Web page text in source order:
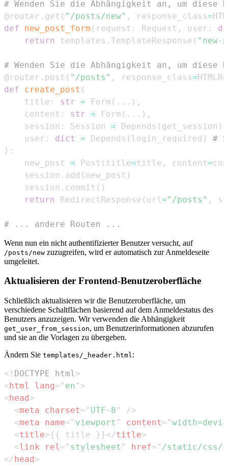
# Wenden Sie die Abhängigkeit an, um diese
@router . get ( "/posts/new" , response_class=
def
new_post_form ( request : Request , user :
return
templates . TemplateResponse ( "new-
# Wenden Sie die Abhängigkeit an, um diese
@router . post ( "/posts" , response_class=
def
create_post (
    title
: str = Form ( . . . ) ,
    content
: str = Form ( . . . ) ,
    session
: Session = Depends ( get_session )
    user
: dict = Depends ( login_required )
#
) :
    new_post
= Post ( title=title , content=
    session
. add ( new_post )
    session
. commit ( )
return
RedirectResponse ( url ="/posts" ,
# ... andere Routen ...
Wenn nun ein nicht authentifizierter Benutzer versucht, auf
/posts/new zuzugreifen, wird er automatisch zur Anmeldeseite
umgeleitet.
Aktualisieren der Frontend-Benutzeroberfläche
Schließlich aktualisieren wir die Benutzeroberfläche, um
verschiedene Schaltflächen basierend auf dem Anmeldestatus des
Benutzers anzuzeigen. Wir verwenden die Abhängigkeit
get_user_from_session, um Benutzerinformationen abzurufen
und sie an die Vorlagen zu übergeben.
Ändern Sie templates/_header.html:
<! DOCTYPE html>
< html lang= " en " >
< head >
<meta charset= " UTF-8 "
/>
<meta name= " viewport " content= "
<title>{{ title }}</title>
<link rel= " stylesheet " href= " /static/css/
</ head >